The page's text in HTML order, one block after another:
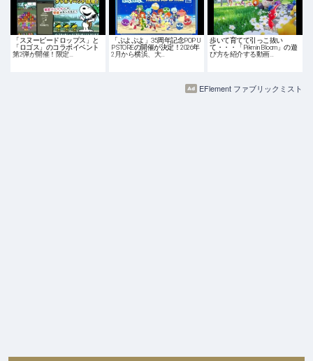
「スヌーピードロップス」と
「ロゴス」のコラボイベント
第2弾が開催！限定…
「ぷよぷよ」35周年記念POP U
P STOREの開催が決定！2026年
2月から横浜、大…
歩いて育てて引っこ抜い
て・・・「Pikmin Bloom」の遊
び方を紹介する動画…
EFlement ファブリックミスト